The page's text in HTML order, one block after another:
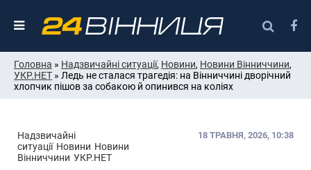
Головна » Надзвичайні ситуації, Новини, Новини Вінниччини,
УКР.НЕТ » Ледь не сталася трагедія: на Вінниччині дворічний
хлопчик пішов за собакою й опинився на коліях
Надзвичайні
ситуації Новини Новини
Вінниччини УКР.НЕТ
18 ТРАВНЯ, 2026, 10:38